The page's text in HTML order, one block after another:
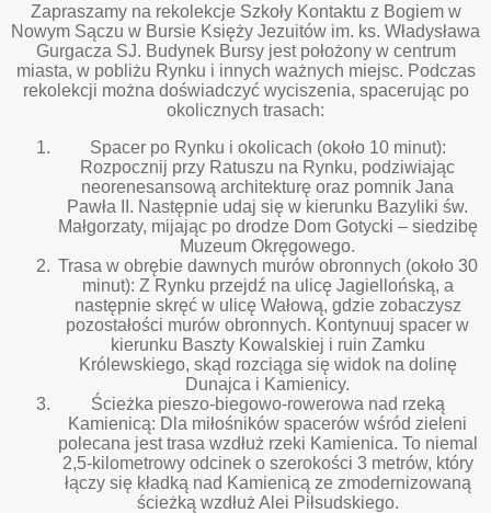
Zapraszamy na rekolekcje Szkoły Kontaktu z Bogiem w
Nowym Sączu w Bursie Księży Jezuitów im. ks. Władysława
Gurgacza SJ. Budynek Bursy jest położony w centrum
miasta, w pobliżu Rynku i innych ważnych miejsc. Podczas
rekolekcji można doświadczyć wyciszenia, spacerując po
okolicznych trasach:
Spacer po Rynku i okolicach (około 10 minut):
Rozpocznij przy Ratuszu na Rynku, podziwiając
neorenesansową architekturę oraz pomnik Jana
Pawła II. Następnie udaj się w kierunku Bazyliki św.
Małgorzaty, mijając po drodze Dom Gotycki – siedzibę
Muzeum Okręgowego.
Trasa w obrębie dawnych murów obronnych (około 30
minut): Z Rynku przejdź na ulicę Jagiellońską, a
następnie skręć w ulicę Wałową, gdzie zobaczysz
pozostałości murów obronnych. Kontynuuj spacer w
kierunku Baszty Kowalskiej i ruin Zamku
Królewskiego, skąd rozciąga się widok na dolinę
Dunajca i Kamienicy.
Ścieżka pieszo-biegowo-rowerowa nad rzeką
Kamienicą: Dla miłośników spacerów wśród zieleni
polecana jest trasa wzdłuż rzeki Kamienica. To niemal
2,5-kilometrowy odcinek o szerokości 3 metrów, który
łączy się kładką nad Kamienicą ze zmodernizowaną
ścieżką wzdłuż Alei Piłsudskiego.